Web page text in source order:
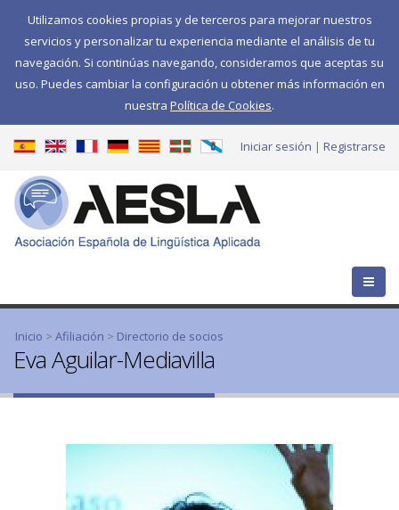
Utilizamos cookies propias y de terceros para mejorar nuestros
servicios y personalizar tu experiencia mediante el análisis de tu
navegación. Si continúas navegando, consideramos que aceptas su
uso. Puedes cambiar la configuración u obtener más información en
nuestra Política de Cookies.
Iniciar sesión Registrarse
Se encuentra usted aquí
Inicio > Afiliación > Directorio de socios
Eva Aguilar-Mediavilla